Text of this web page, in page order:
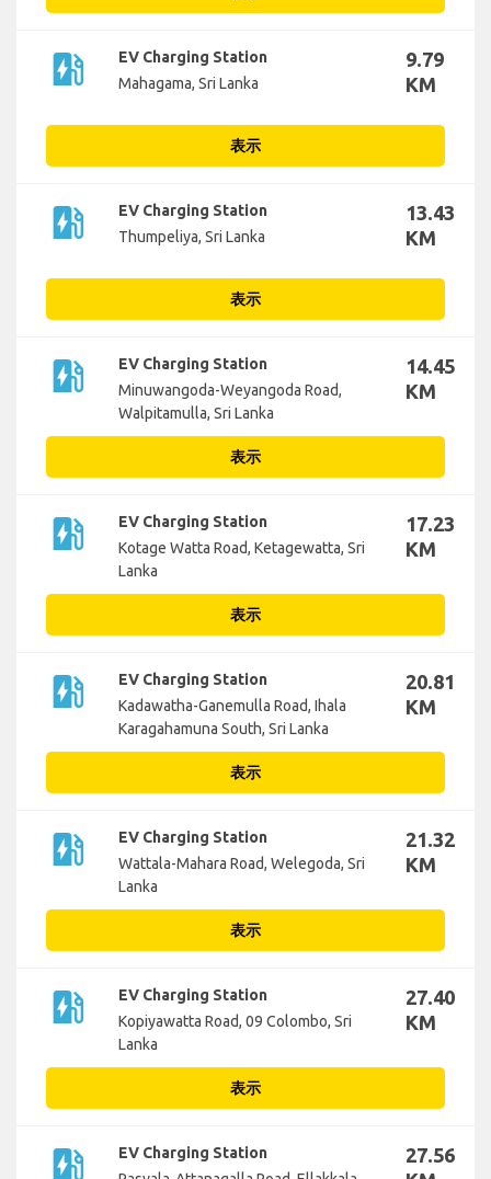
ev_station
EV Charging Station
Mahagama, Sri Lanka
9.79
KM
表示
ev_station
EV Charging Station
Thumpeliya, Sri Lanka
13.43
KM
表示
ev_station
EV Charging Station
Minuwangoda-Weyangoda Road,
Walpitamulla, Sri Lanka
14.45
KM
表示
ev_station
EV Charging Station
Kotage Watta Road, Ketagewatta, Sri
Lanka
17.23
KM
表示
ev_station
EV Charging Station
Kadawatha-Ganemulla Road, Ihala
Karagahamuna South, Sri Lanka
20.81
KM
表示
ev_station
EV Charging Station
Wattala-Mahara Road, Welegoda, Sri
Lanka
21.32
KM
表示
ev_station
EV Charging Station
Kopiyawatta Road, 09 Colombo, Sri
Lanka
27.40
KM
表示
ev_station
EV Charging Station
27.56